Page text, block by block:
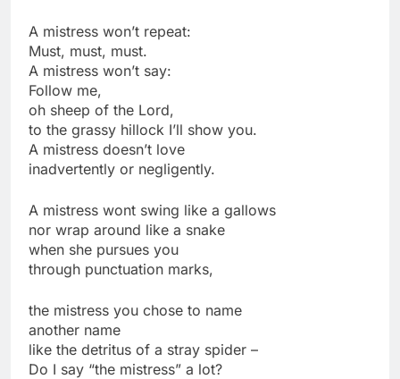
A mistress won’t repeat:
Must, must, must.
A mistress won’t say:
Follow me,
oh sheep of the Lord,
to the grassy hillock I’ll show you.
A mistress doesn’t love
inadvertently or negligently.
A mistress wont swing like a gallows
nor wrap around like a snake
when she pursues you
through punctuation marks,
the mistress you chose to name
another name
like the detritus of a stray spider –
Do I say “the mistress” a lot?